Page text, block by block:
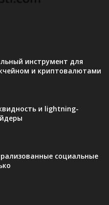
инструмент для
и криптовалютами
и lightning-
социальные